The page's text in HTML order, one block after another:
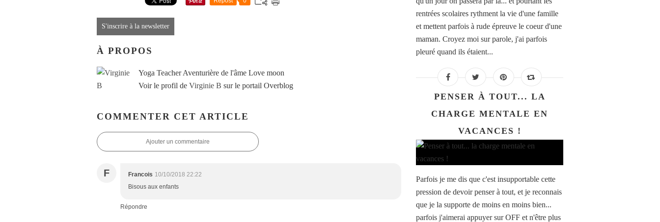
S'inscrire à la newsletter
À PROPOS
Yoga Teacher Aventurière de l'âme Love moon
Voir le profil de Virginie B sur le portail Overblog
COMMENTER CET ARTICLE
Ajouter un commentaire
F Francois 10/10/2018 22:22
Bisous aux enfants
Répondre
rentrées scolaires rythment la vie d'une famille
et mettent parfois à rude épreuve le coeur d'une
maman. Croyez moi sur parole, j'ai parfois
pleuré quand ils étaient...
PENSER À TOUT... LA
CHARGE MENTALE EN
VACANCES !
Parfois je me dis que c'est insupportable cette
pression de devoir penser à tout, et je reconnais
que je la supporte de moins en moins bien...
parfois j'aimerai appuyer sur OFF et n'être plus